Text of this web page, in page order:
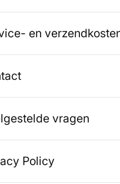
en
vragen
Policy